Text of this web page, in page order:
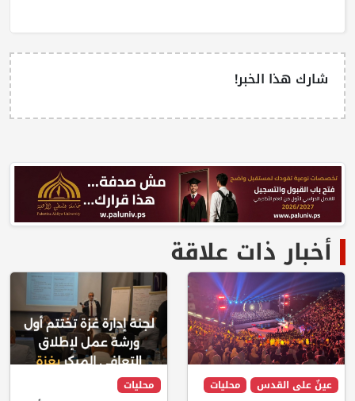
شارك هذا الخبر!
أخبار ذات علاقة
عينٌ على القدس محليات محليات